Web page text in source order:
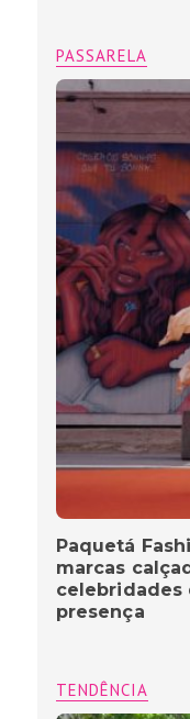
PASSARELA
Paquetá
marcas
celebridades
presença
TENDÊNCIA